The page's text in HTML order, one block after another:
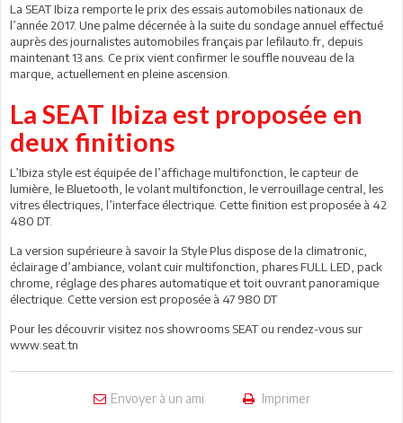
La SEAT Ibiza remporte le prix des essais automobiles nationaux de
l’année 2017. Une palme décernée à la suite du sondage annuel effectué
auprès des journalistes automobiles français par lefilauto.fr, depuis
maintenant 13 ans. Ce prix vient confirmer le souffle nouveau de la
marque, actuellement en pleine ascension.
La SEAT Ibiza est proposée en
deux finitions
L’Ibiza style est équipée de l’affichage multifonction, le capteur de
lumière, le Bluetooth, le volant multifonction, le verrouillage central, les
vitres électriques, l’interface électrique. Cette finition est proposée à 42
480 DT.
La version supérieure à savoir la Style Plus dispose de la climatronic,
éclairage d’ambiance, volant cuir multifonction, phares FULL LED, pack
chrome, réglage des phares automatique et toit ouvrant panoramique
électrique. Cette version est proposée à 47 980 DT
Pour les découvrir visitez nos showrooms SEAT ou rendez-vous sur
www.seat.tn
Envoyer à un ami Imprimer